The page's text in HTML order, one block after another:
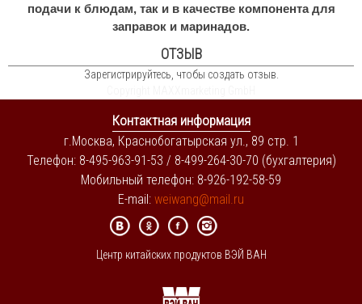
подачи к блюдам, так и в качестве компонента для
заправок и маринадов.
ОТЗЫВ
Зарегистрируйтесь, чтобы создать отзыв.
Контактная информация
г.Москва, Краснобогатырская ул., 89 стр. 1
Телефон: 8-495-963-91-53 / 8-499-264-30-70 (бухгалтерия)
Мобильный телефон: 8-926-192-58-59
E-mail: weiwang@mail.ru
Центр китайских продуктов ВЭЙ ВАН